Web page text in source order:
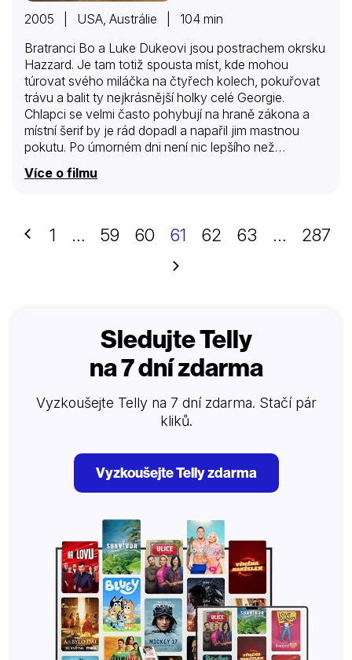
2005 | USA, Austrálie | 104 min
Bratranci Bo a Luke Dukeovi jsou postrachem okrsku
Hazzard. Je tam totiž spousta míst, kde mohou
túrovat svého miláčka na čtyřech kolech, pokuřovat
trávu a balit ty nejkrásnější holky celé Georgie.
Chlapci se velmi často pohybují na hraně zákona a
místní šerif by je rád dopadl a napařil jim mastnou
pokutu. Po úmorném dni není nic lepšího než
posezení v místní hospodě, kde pracuje jejich
sestřenice Daisy. A cizinci neznalí, jak to ve městě
si dovede poradit stejně dobře jako Bo a Luke…
Více o filmu
Předchozí
1 … 59 60 61 62 63 …
287
Další
Sledujte Telly
na 7 dní zdarma
Vyzkoušejte Telly na 7 dní zdarma. Stačí pár
kliků.
Vyzkoušejte Telly zdarma